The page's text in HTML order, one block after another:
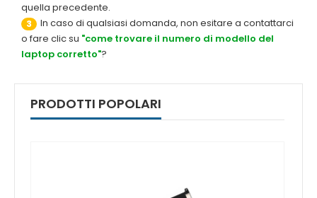
quella precedente.
3
In caso di qualsiasi domanda, non esitare a contattarci
o fare clic su "come trovare il numero di modello del
laptop corretto"?
PRODOTTI POPOLARI